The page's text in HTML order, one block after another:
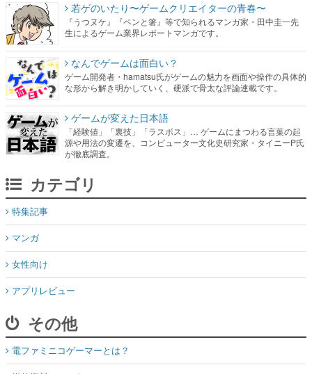
若ゲのいたり〜ゲームクリエイターの青春〜
『うつヌケ』『ペンと箸』等で知られるマンガ家・田中圭一先
生によるゲーム業界レポートマンガです。
なんでゲームは面白い？
ゲーム開発者・hamatsu氏がゲームの魅力を画面や操作の具体的
な形から解き明かしていく、硬派で骨太な評論連載です。
ゲームが変えた日本語
「経験値」「裏技」「ラスボス」… ゲームにまつわる言葉の起
源や用法の変遷を、コンピューター文化史研究家・タイニーP氏
が徹底調査。
カテゴリ
特集記事
マンガ
女性向け
アプリレビュー
その他
電ファミニコゲーマーとは？